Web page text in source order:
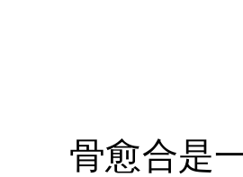
骨愈合是